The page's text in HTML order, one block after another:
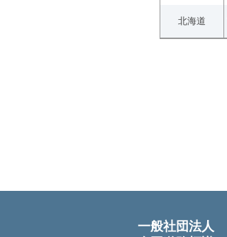
北海道
一般社団法人